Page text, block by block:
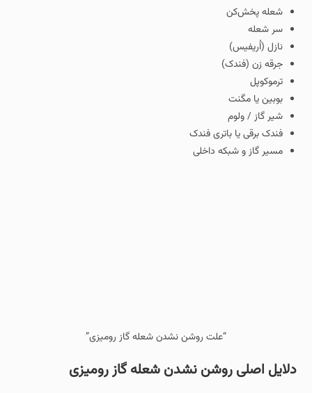
شعله‌ پخش‌کن
سر شعله
نازل (اُریفیس)
جرقه‌ زن (فندک)
ترموکوپل
بوبین یا مگنت
شیر گاز / ولوم
فندک برقی یا باتری فندک
مسیر گاز و شبکه داخلی
“علت روشن نشدن شعله گاز رومیزی”
دلایل اصلی روشن نشدن شعله گاز رومیزی